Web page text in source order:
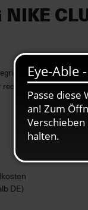
NIKE
„Nike“-
rechten Brust
DE)